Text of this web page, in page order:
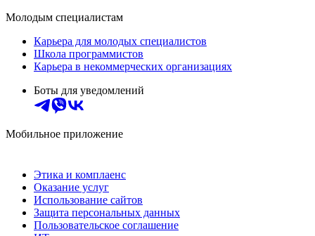
Молодым специалистам
Карьера для молодых специалистов
Школа программистов
Карьера в некоммерческих организациях
Боты для уведомлений
Мобильное приложение
Этика и комплаенс
Оказание услуг
Использование сайтов
Защита персональных данных
Пользовательское соглашение